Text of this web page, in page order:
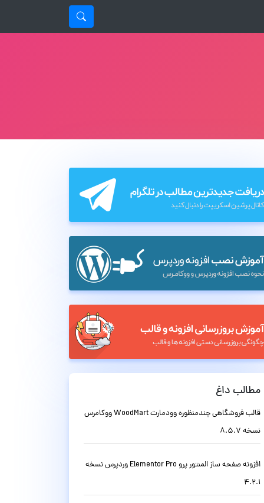
مطالب داغ
قالب فروشگاهی چندمنظوره وودمارت WoodMart ووکامرس
نسخه 8.5.7
افزونه صفحه ساز المنتور پرو Elementor Pro وردپرس نسخه
4.2.1